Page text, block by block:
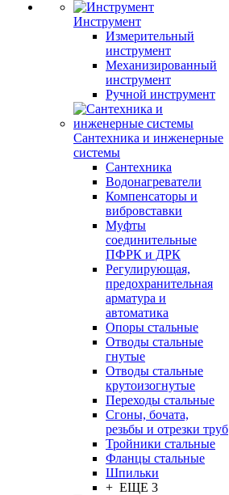
Инструмент
Измерительный
инструмент
Механизированный
инструмент
Ручной инструмент
Сантехника и инженерные
системы
Сантехника
Водонагреватели
Компенсаторы и
вибровставки
Муфты
соединительные
ПФРК и ДРК
Регулирующая,
предохранительная
арматура и
автоматика
Опоры стальные
Отводы стальные
гнутые
Отводы стальные
крутоизогнутые
Переходы стальные
Сгоны, бочата,
резьбы и отрезки труб
Тройники стальные
Фланцы стальные
Шпильки
+ ЕЩЕ 3